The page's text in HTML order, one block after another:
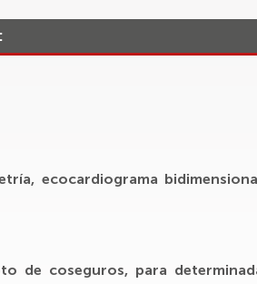
ecocardiograma
de coseguros, para